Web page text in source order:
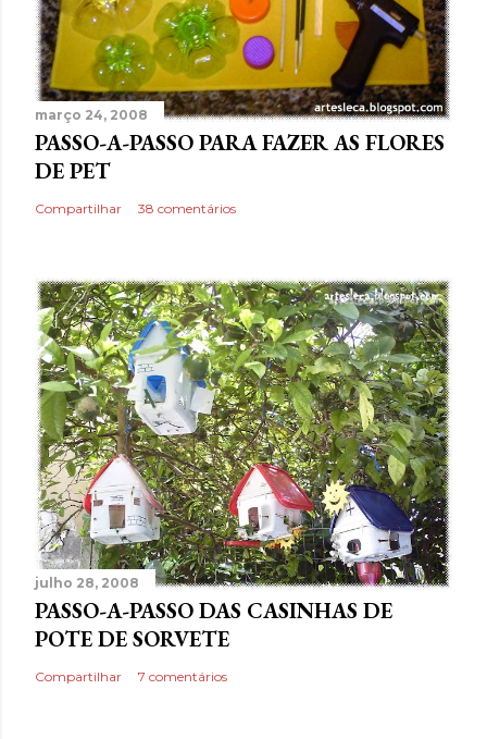
março 24, 2008
PASSO-A-PASSO PARA FAZER AS FLORES
DE PET
Compartilhar 38 comentários
julho 28, 2008
PASSO-A-PASSO DAS CASINHAS DE
POTE DE SORVETE
Compartilhar 7 comentários